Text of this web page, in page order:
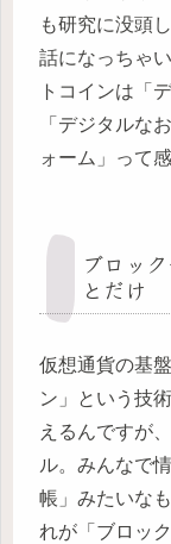
も研究に没頭
話になっちゃ
トコインは「
「デジタルな
ォーム」って
ブロッ
とだけ
仮想通貨の基
ン」という技
えるんですが
ル。みんなで
帳」みたいな
れが「ブロッ